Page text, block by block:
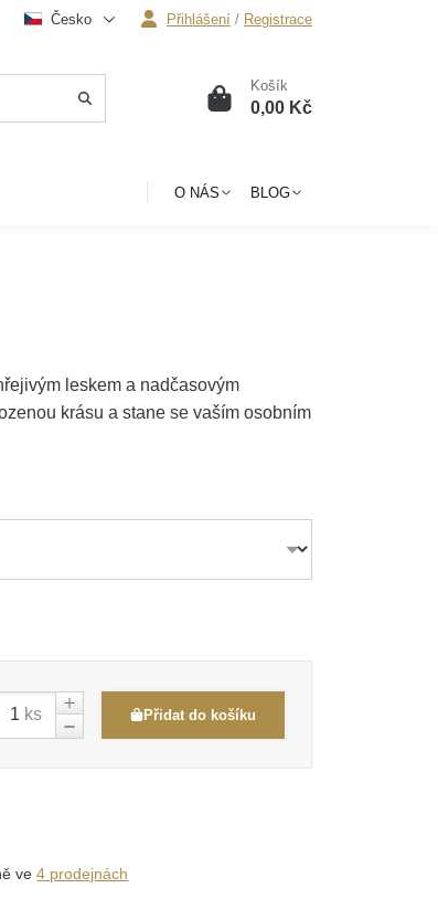
Česko Přihlášení / Registrace
0 Košík
0,00 Kč
O NÁS BLOG
leskem a nadčasovým
krásu a stane se vaším osobním
ks Přidat do košíku
ve4 prodejnách